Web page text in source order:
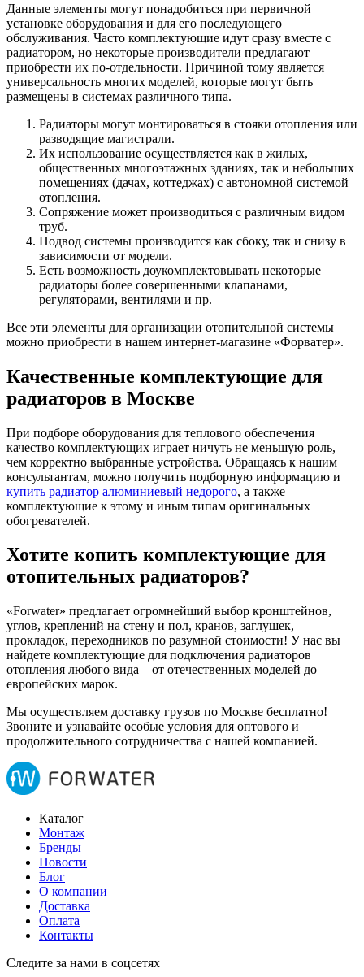
Данные элементы могут понадобиться при первичной
установке оборудования и для его последующего
обслуживания. Часто комплектующие идут сразу вместе с
радиатором, но некоторые производители предлагают
приобрести их по-отдельности. Причиной тому является
универсальность многих моделей, которые могут быть
размещены в системах различного типа.
Радиаторы могут монтироваться в стояки отопления или
разводящие магистрали.
Их использование осуществляется как в жилых,
общественных многоэтажных зданиях, так и небольших
помещениях (дачах, коттеджах) с автономной системой
отопления.
Сопряжение может производиться с различным видом
труб.
Подвод системы производится как сбоку, так и снизу в
зависимости от модели.
Есть возможность доукомплектовывать некоторые
радиаторы более совершенными клапанами,
регуляторами, вентилями и пр.
Все эти элементы для организации отопительной системы
можно приобрести в нашем интернет-магазине «Форватер».
Качественные комплектующие для
радиаторов в Москве
При подборе оборудования для теплового обеспечения
качество комплектующих играет ничуть не меньшую роль,
чем корректно выбранные устройства. Обращаясь к нашим
консультантам, можно получить подборную информацию и
купить радиатор алюминиевый недорого, а также
комплектующие к этому и иным типам оригинальных
обогревателей.
Хотите копить комплектующие для
отопительных радиаторов?
«Forwater» предлагает огромнейший выбор кронштейнов,
углов, креплений на стену и пол, кранов, заглушек,
прокладок, переходников по разумной стоимости! У нас вы
найдете комплектующие для подключения радиаторов
отопления любого вида – от отечественных моделей до
европейских марок.
Мы осуществляем доставку грузов по Москве бесплатно!
Звоните и узнавайте особые условия для оптового и
продолжительного сотрудничества с нашей компанией.
Каталог
Монтаж
Бренды
Новости
Блог
О компании
Доставка
Оплата
Контакты
Следите за нами в соцсетях